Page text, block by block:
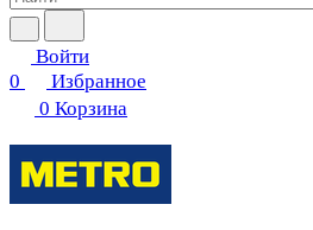
Войти
0
Избранное
0 Корзина